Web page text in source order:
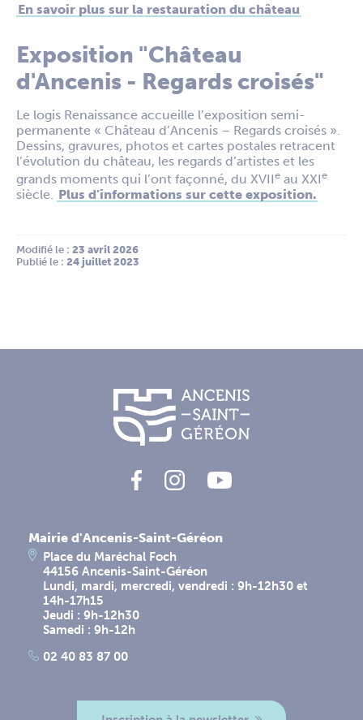
En savoir plus sur la restauration du château
Exposition "Château
d'Ancenis - Regards croisés"
Le logis Renaissance accueille l’exposition semi-
permanente « Château d’Ancenis – Regards croisés ».
Dessins, gravures, photos et cartes postales retracent
l’évolution du château, les regards d’artistes et les
grands moments qui l’ont façonné, du XVIIe au XXIe
siècle. Plus d’informations sur cette exposition.
Modifié le : 23 avril 2026
Publié le : 24 juillet 2023
Mairie d'Ancenis-Saint-Géréon
Place du Maréchal Foch
44156 Ancenis-Saint-Géréon
Lundi, mardi, mercredi, vendredi : 9h-12h30 et
14h-17h15
Jeudi : 9h-12h30
Samedi : 9h-12h
02 40 83 87 00